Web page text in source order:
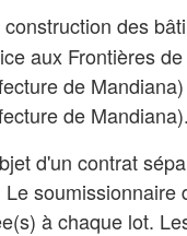
construction des
aux Frontières
de Mandiana
de Mandiana).
d'un contrat
à chaque lot.